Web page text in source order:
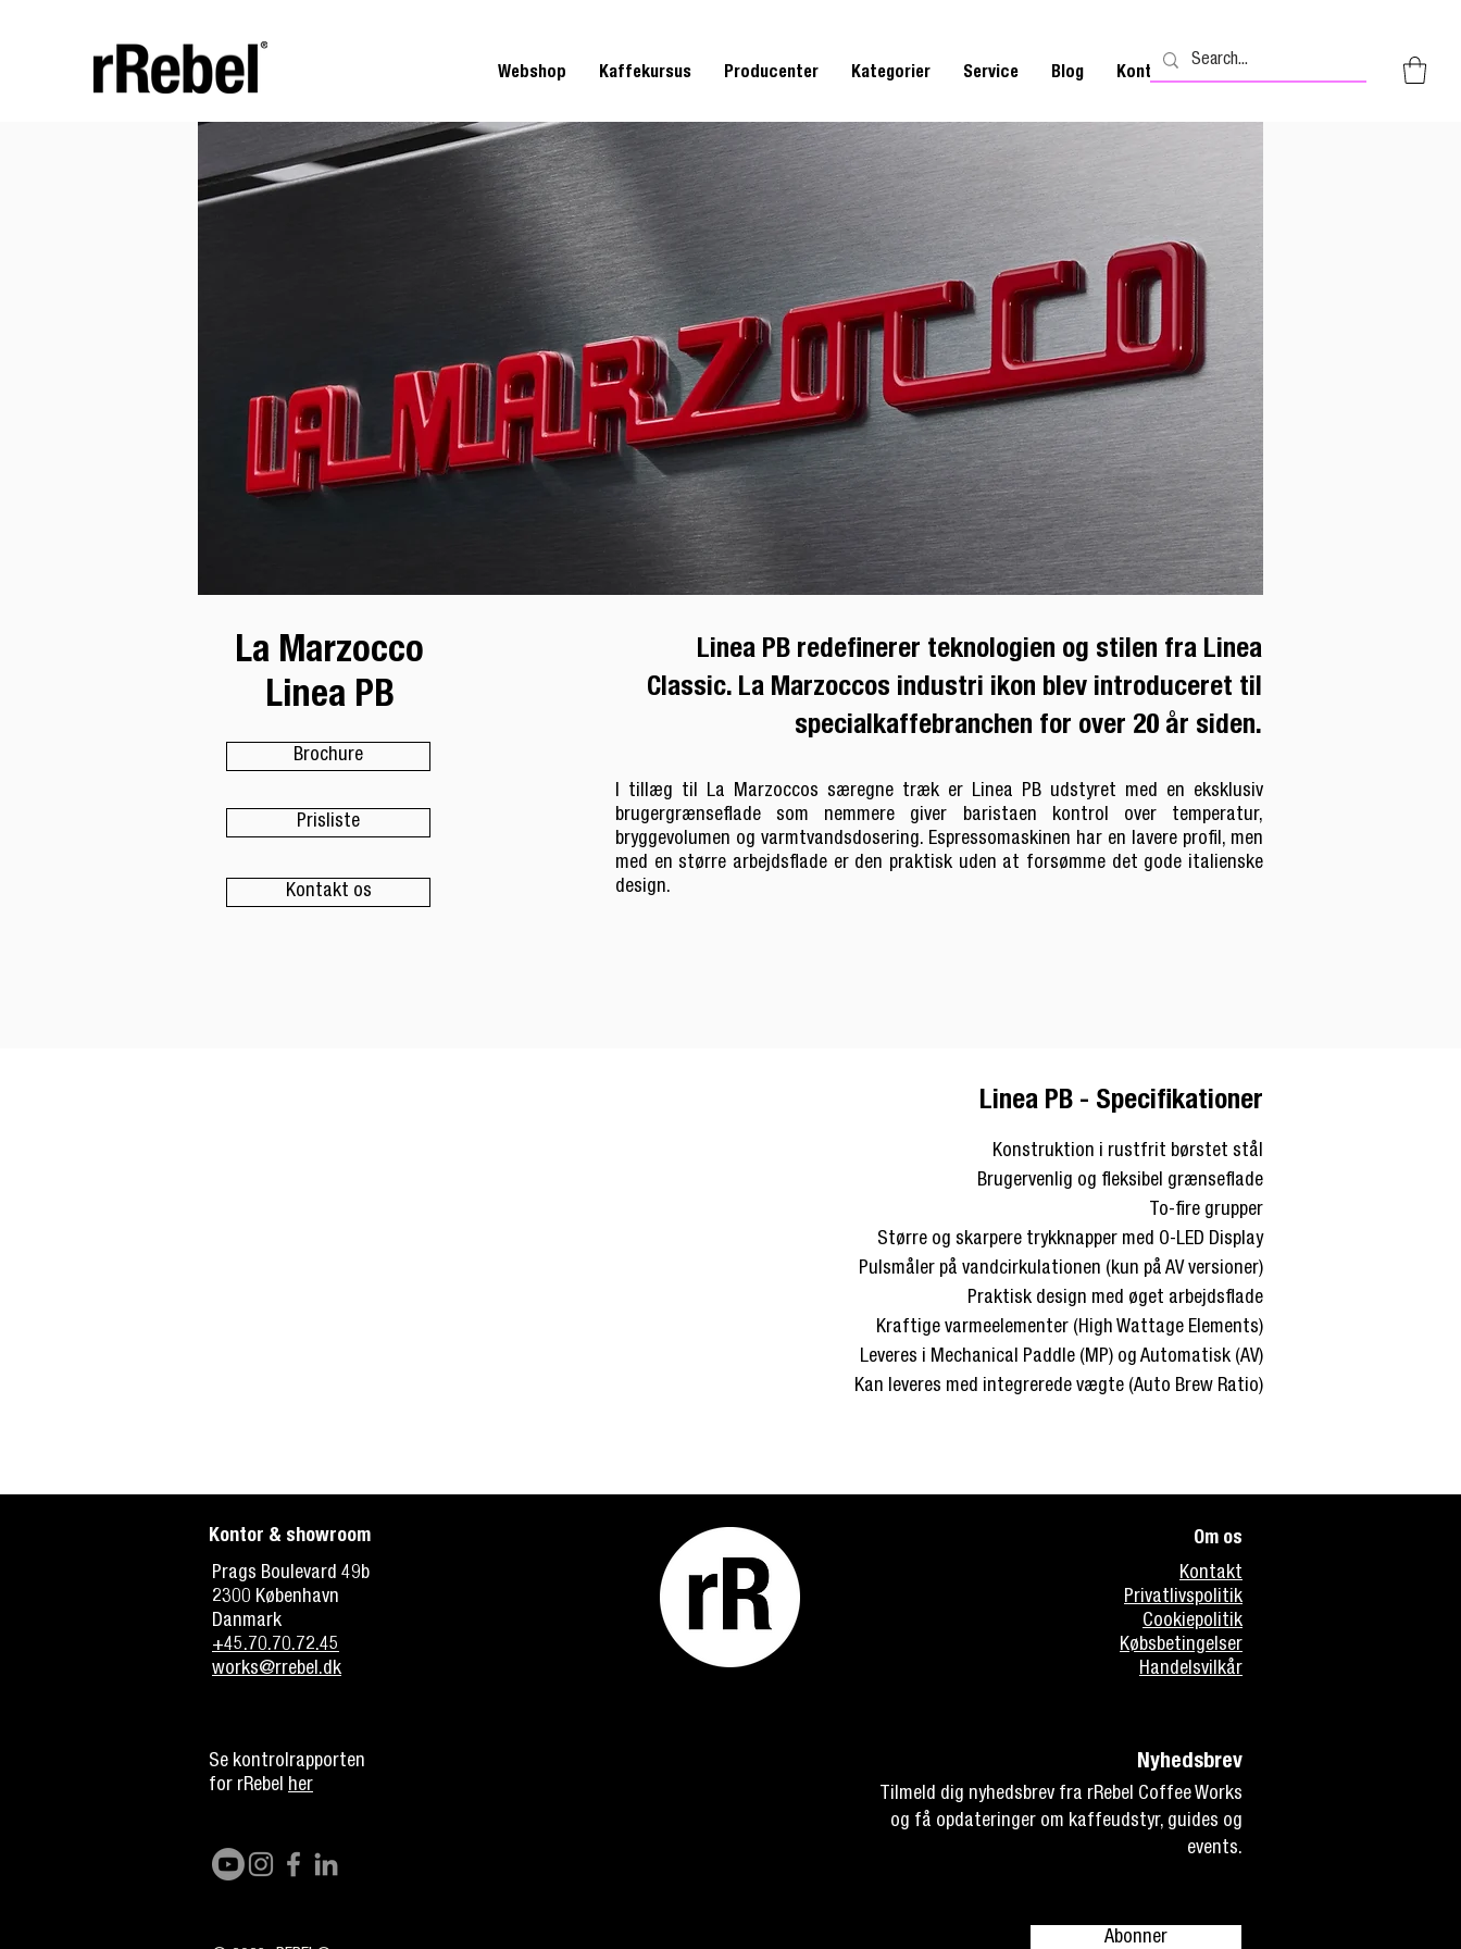
Webshop Kaffekursus Producenter Kategorier Service Blog Kontakt
Brochure
Prisliste
Kontakt os
Linea PB redefinerer teknologien og stilen fra Linea
Classic. La Marzoccos industri ikon blev introduceret til
specialkaffebranchen for over 20 år siden.
I tillæg til La Marzoccos særegne træk er Linea PB udstyret med en eksklusiv
brugergrænseflade som nemmere giver baristaen kontrol over temperatur,
bryggevolumen og varmtvandsdosering. Espressomaskinen har en lavere profil, men
med en større arbejdsflade er den praktisk uden at forsømme det gode italienske
design.
La Marzocco
Linea PB
Linea PB - Specifikationer
Konstruktion i rustfrit børstet stål
Brugervenlig og fleksibel grænseflade
To-fire grupper
Større og skarpere trykknapper med O-LED Display
Pulsmåler på vandcirkulationen (kun på AV versioner)
Praktisk design med øget arbejdsflade
Kraftige varmeelementer (High Wattage Elements)
Leveres i Mechanical Paddle (MP) og Automatisk (AV)
Kan leveres med integrerede vægte (Auto Brew Ratio)
Kontor & showroom
Prags Boulevard 49b
2300 København
Danmark
+45.70.70.72.45
works@rrebel.dk
Se kontrolrapporten
for rRebel her
Om os
Kontakt
Privatlivspolitik
Cookiepolitik
Købsbetingelser
Handelsvilkår
Nyhedsbrev
Tilmeld dig nyhedsbrev fra rRebel Coffee Works
og få opdateringer om kaffeudstyr, guides og
events.
Abonner